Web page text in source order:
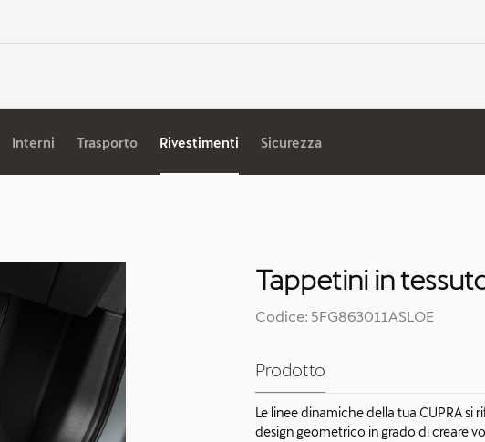
Interni Trasporto Rivestimenti Sicurezza
Tappetini in
Codice: 5FG863011ASLOE
Prodotto
Le linee dinamiche della tua CUPRA si
design geometrico in grado di creare